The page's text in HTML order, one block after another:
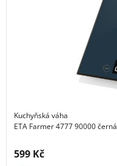
Kuchyňská váha
ETA Farmer 4777 90000 černá
Cena s DPH:
599 Kč